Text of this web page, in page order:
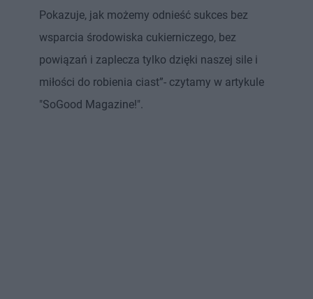
Pokazuje, jak możemy odnieść sukces bez
wsparcia środowiska cukierniczego, bez
powiązań i zaplecza tylko dzięki naszej sile i
miłości do robienia ciast”- czytamy w artykule
"SoGood Magazine!".